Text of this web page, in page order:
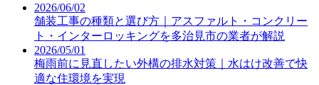
2026/06/02
舗装工事の種類と選び方｜アスファルト・コンクリー
ト・インターロッキングを多治見市の業者が解説
2026/05/01
梅雨前に見直したい外構の排水対策｜水はけ改善で快
適な住環境を実現